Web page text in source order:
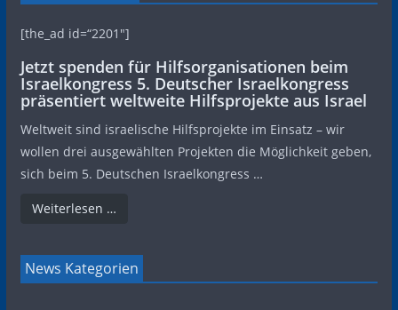
[the_ad id=“2201″]
Jetzt spenden für Hilfsorganisationen beim
Israelkongress 5. Deutscher Israelkongress
präsentiert weltweite Hilfsprojekte aus Israel
Weltweit sind israelische Hilfsprojekte im Einsatz – wir
wollen drei ausgewählten Projekten die Möglichkeit geben,
sich beim 5. Deutschen Israelkongress …
Weiterlesen …
News Kategorien